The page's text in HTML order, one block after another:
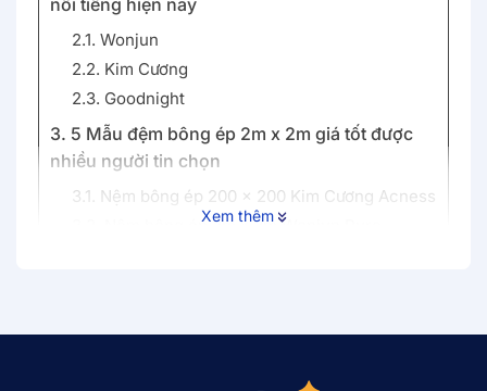
nổi tiếng hiện nay
2.1. Wonjun
2.2. Kim Cương
2.3. Goodnight
3. 5 Mẫu đệm bông ép 2m x 2m giá tốt được
nhiều người tin chọn
3.1. Nệm bông ép 200 x 200 Kim Cương Acness
3.2. Nệm bông ép 2m x 2m Wonjun Pure
3.4. Nệm bông ép 200 x 200 Wonjun Pure &
Xem thêm